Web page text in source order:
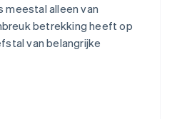
meestal alleen van
betrekking heeft op
van belangrijke